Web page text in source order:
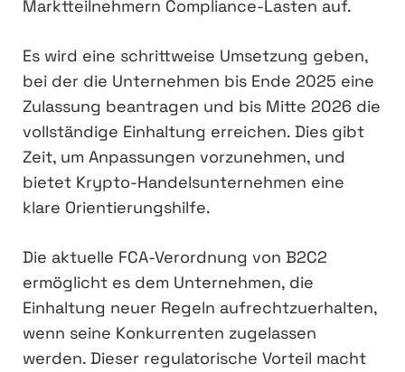
Marktteilnehmern Compliance-Lasten auf.
Es wird eine schrittweise Umsetzung geben,
bei der die Unternehmen bis Ende 2025 eine
Zulassung beantragen und bis Mitte 2026 die
vollständige Einhaltung erreichen. Dies gibt
Zeit, um Anpassungen vorzunehmen, und
bietet Krypto-Handelsunternehmen eine
klare Orientierungshilfe.
Die aktuelle FCA-Verordnung von B2C2
ermöglicht es dem Unternehmen, die
Einhaltung neuer Regeln aufrechtzuerhalten,
wenn seine Konkurrenten zugelassen
werden. Dieser regulatorische Vorteil macht